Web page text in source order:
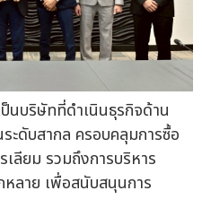
บริษัทที่ดำเนินธุรกิจด้าน
ะดับสากล ครอบคลุมการซื้อ
ลียม รวมถึงการบริหาร
หลาย เพื่อสนับสนุนการ